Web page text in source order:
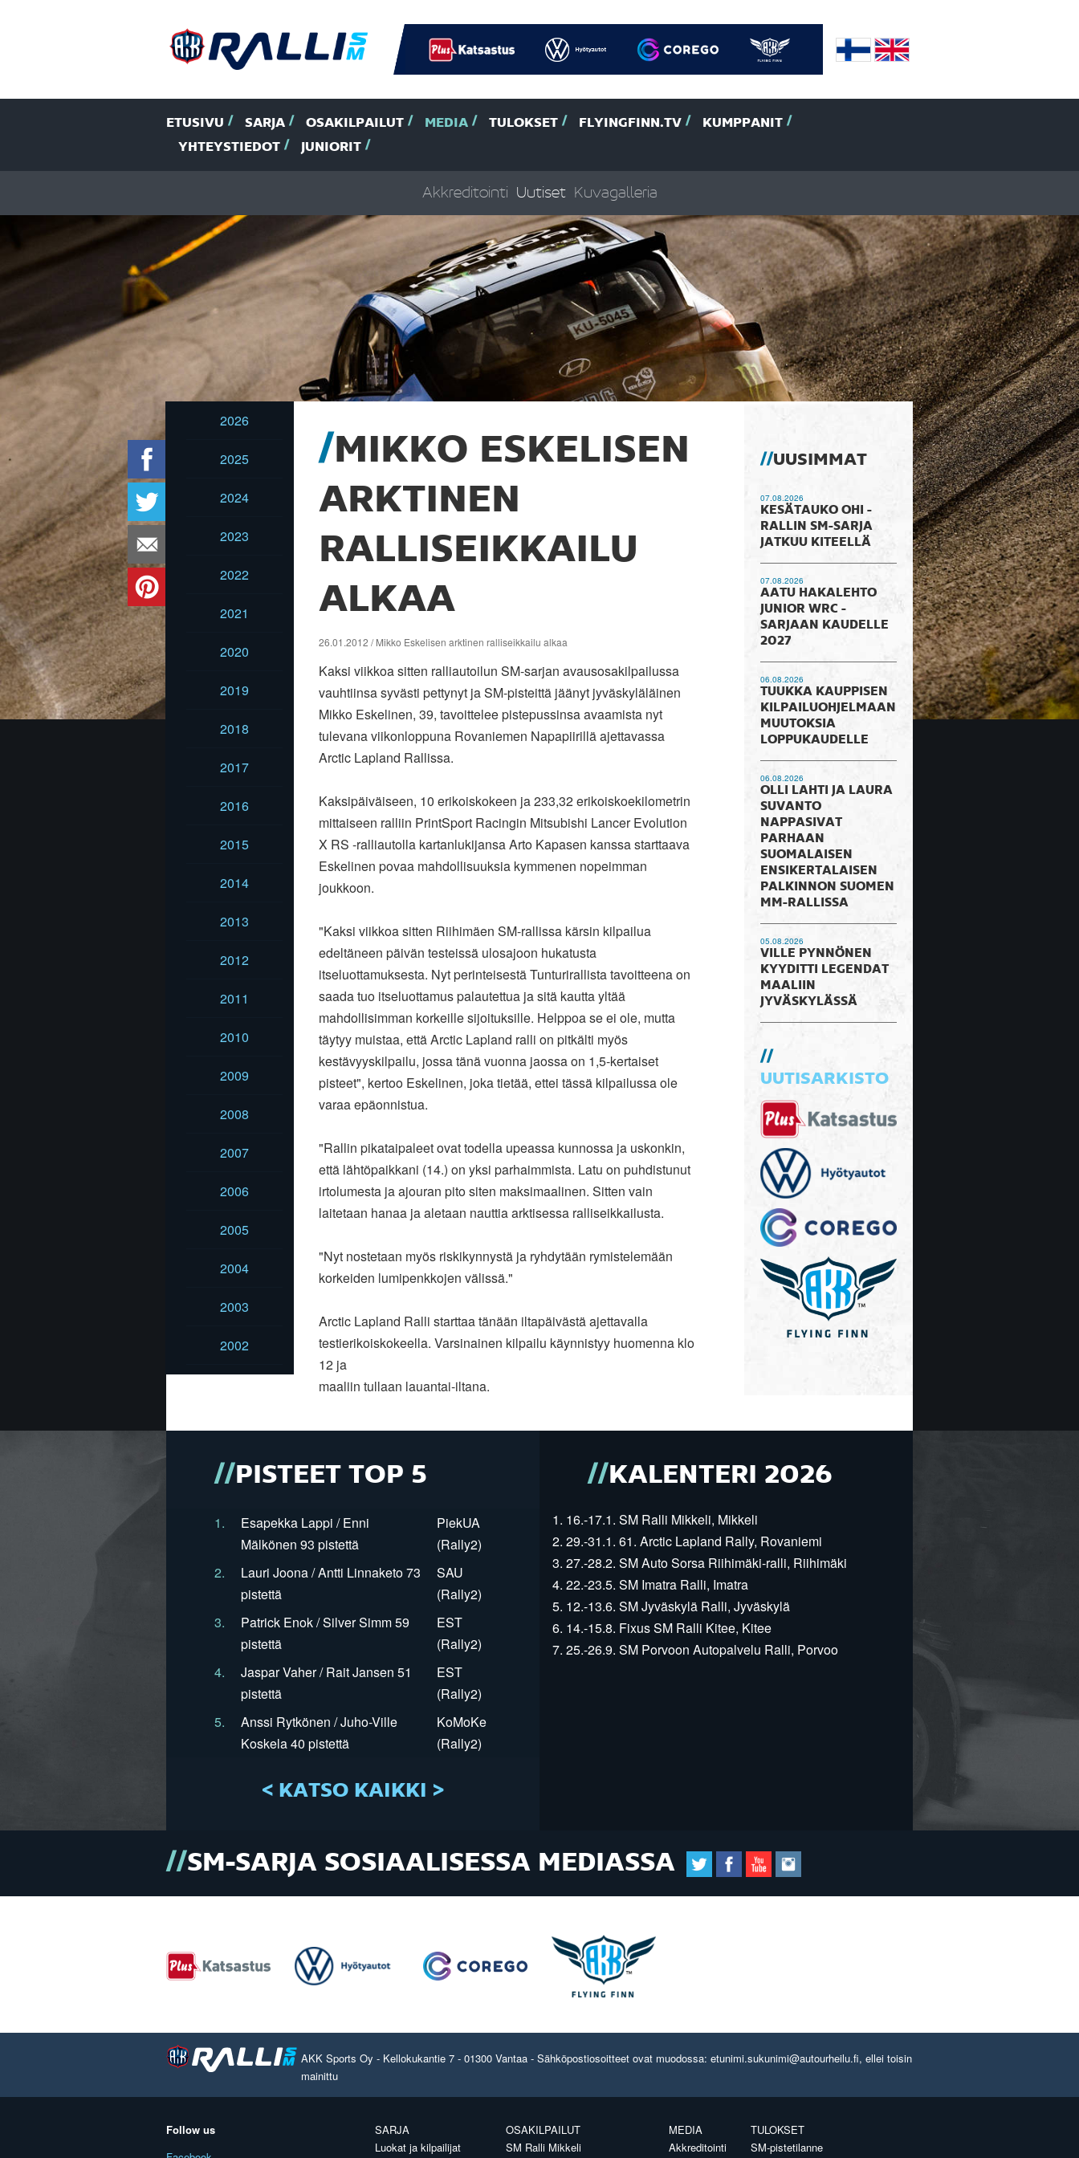
ETUSIVU SARJA OSAKILPAILUT MEDIA TULOKSET FLYINGFINN.TV
KUMPPANIT
YHTEYSTIEDOT
JUNIORIT
Akkreditointi Uutiset Kuvagalleria
2026
2025
2024
2023
2022
2021
2020
2019
2018
2017
2016
2015
2014
2013
2012
2011
2010
2009
2008
2007
2006
2005
2004
2003
2002
MIKKO ESKELISEN
ARKTINEN
RALLISEIKKAILU
ALKAA
26.01.2012 / Mikko Eskelisen arktinen ralliseikkailu alkaa
Kaksi viikkoa sitten ralliautoilun SM-sarjan avausosakilpailussa
vauhtiinsa syvästi pettynyt ja SM-pisteittä jäänyt jyväskyläläinen
Mikko Eskelinen, 39, tavoittelee pistepussinsa avaamista nyt
tulevana viikonloppuna Rovaniemen Napapiirillä ajettavassa
Arctic Lapland Rallissa.
Kaksipäiväiseen, 10 erikoiskokeen ja 233,32 erikoiskoekilometrin
mittaiseen ralliin PrintSport Racingin Mitsubishi Lancer Evolution
X RS -ralliautolla kartanlukijansa Arto Kapasen kanssa starttaava
Eskelinen povaa mahdollisuuksia kymmenen nopeimman
joukkoon.
"Kaksi viikkoa sitten Riihimäen SM-rallissa kärsin kilpailua
edeltäneen päivän testeissä ulosajoon hukatusta
itseluottamuksesta. Nyt perinteisestä Tunturirallista tavoitteena on
saada tuo itseluottamus palautettua ja sitä kautta yltää
mahdollisimman korkeille sijoituksille. Helppoa se ei ole, mutta
täytyy muistaa, että Arctic Lapland ralli on pitkälti myös
kestävyyskilpailu, jossa tänä vuonna jaossa on 1,5-kertaiset
pisteet", kertoo Eskelinen, joka tietää, ettei tässä kilpailussa ole
varaa epäonnistua.
"Rallin pikataipaleet ovat todella upeassa kunnossa ja uskonkin,
että lähtöpaikkani (14.) on yksi parhaimmista. Latu on puhdistunut
irtolumesta ja ajouran pito siten maksimaalinen. Sitten vain
laitetaan hanaa ja aletaan nauttia arktisessa ralliseikkailusta.
"Nyt nostetaan myös riskikynnystä ja ryhdytään rymistelemään
korkeiden lumipenkkojen välissä."
Arctic Lapland Ralli starttaa tänään iltapäivästä ajettavalla
testierikoiskokeella. Varsinainen kilpailu käynnistyy huomenna klo
12 ja
maaliin tullaan lauantai-iltana.
UUSIMMAT
07.08.2026
KESÄTAUKO OHI -
RALLIN SM-SARJA
JATKUU KITEELLÄ
07.08.2026
AATU HAKALEHTO
JUNIOR WRC -
SARJAAN KAUDELLE
2027
06.08.2026
TUUKKA KAUPPISEN
KILPAILUOHJELMAAN
MUUTOKSIA
LOPPUKAUDELLE
06.08.2026
OLLI LAHTI JA LAURA
SUVANTO
NAPPASIVAT
PARHAAN
SUOMALAISEN
ENSIKERTALAISEN
PALKINNON SUOMEN
MM-RALLISSA
05.08.2026
VILLE PYNNÖNEN
KYYDITTI LEGENDAT
MAALIIN
JYVÄSKYLÄSSÄ
UUTISARKISTO
PISTEET TOP 5
1.
Esapekka Lappi / Enni
Mälkönen 93 pistettä
PiekUA
(Rally2)
2.
Lauri Joona / Antti Linnaketo 73
pistettä
SAU
(Rally2)
3.
Patrick Enok / Silver Simm 59
pistettä
EST
(Rally2)
4.
Jaspar Vaher / Rait Jansen 51
pistettä
EST
(Rally2)
5.
Anssi Rytkönen / Juho-Ville
Koskela 40 pistettä
KoMoKe
(Rally2)
< KATSO KAIKKI >
KALENTERI 2026
1. 16.-17.1. SM Ralli Mikkeli, Mikkeli
2. 29.-31.1. 61. Arctic Lapland Rally, Rovaniemi
3. 27.-28.2. SM Auto Sorsa Riihimäki-ralli, Riihimäki
4. 22.-23.5. SM Imatra Ralli, Imatra
5. 12.-13.6. SM Jyväskylä Ralli, Jyväskylä
6. 14.-15.8. Fixus SM Ralli Kitee, Kitee
7. 25.-26.9. SM Porvoon Autopalvelu Ralli, Porvoo
SM-SARJA SOSIAALISESSA MEDIASSA
AKK Sports Oy - Kellokukantie 7 - 01300 Vantaa - Sähköpostiosoitteet ovat muodossa: etunimi.sukunimi@autourheilu.fi, ellei toisin
mainittu
Follow us
SARJA
Luokat ja kilpailijat
OSAKILPAILUT
SM Ralli Mikkeli
MEDIA
Akkreditointi
TULOKSET
SM-pistetilanne